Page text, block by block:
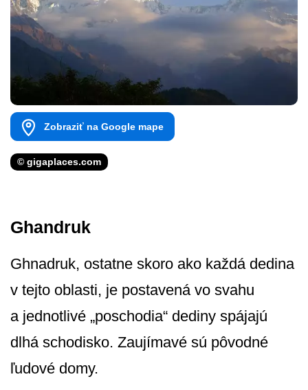
Zobraziť na Google mape
© gigaplaces.com
Ghandruk
Ghnadruk, ostatne skoro ako každá dedina
v tejto oblasti, je postavená vo svahu
a jednotlivé „poschodia“ dediny spájajú
dlhá schodisko. Zaujímavé sú pôvodné
ľudové domy.